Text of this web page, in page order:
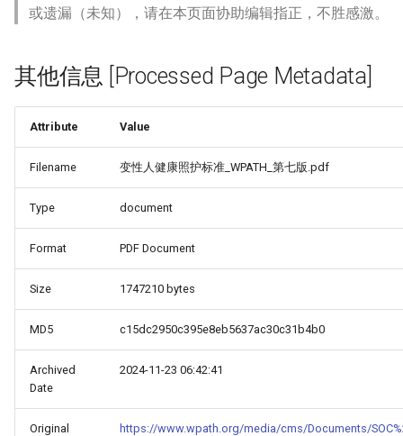
或遗漏（未知），请在本页面协助编辑指正，不胜感激。
其他信息 [Processed Page Metadata]
Attribute Value
Filename 变性人健康照护标准_WPATH_第七版.pdf
Type document
Format PDF Document
Size 1747210 bytes
MD5 c15dc2950c395e8eb5637ac30c31b4b0
Archived
Date
2024-11-23 06:42:41
Original
https://www.wpath.org/media/cms/Documents/